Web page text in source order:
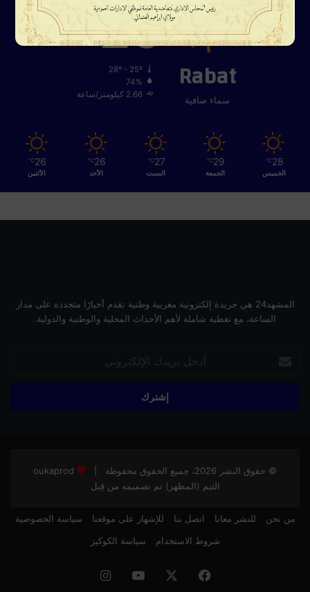
Rabat
سماء صافية
26
28º - 25º
74%
2.66 كيلومتر/ساعة
28
℃
الخميس
29
℃
الجمعة
27
℃
السبت
26
℃
الأحد
26
℃
الأثنين
المشهد24 هي جريدة إلكترونية مغربية وطنية تقدم أخبارًا متجددة على مدار
الساعة، مع تغطية شاملة لأهم الأحداث المحلية والوطنية والدولية.
الإلكتروني
© حقوق النشر 2026، جميع الحقوق محفوظة |
oukaprod
الثيم (المظهر) تم تصميمه من قِبل
من نحن للنشر معانا اتصل بنا للإشهار على موقعنا
سياسة الخصوصية
شروط الاستخدام
سياسة الكوكيز
فيسبوك ‫YouTube